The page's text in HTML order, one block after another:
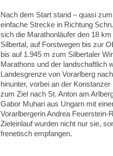
Nach dem Start stand – quasi
einfache Strecke in Richtung
sich die Marathonläufer den 18
Silbertal, auf Forstwegen bis zur
bis auf 1.945 m zum Silbertaler
Marathons und der landschaftlich
Landesgrenze von Vorarlberg
hinunter, vorbei an der
zum Ziel nach St. Anton am
Gabor Muhari aus Ungarn mit
Vorarlbergerin Andrea
Zieleinlauf wurden nicht nur sie,
frenetisch empfangen.